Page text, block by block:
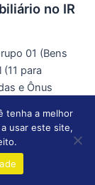
no IR
01 (Bens
para
e Ônus
+ FGTS
tenha a melhor
usar este site,